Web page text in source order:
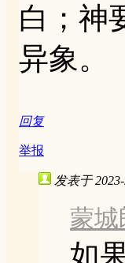
白；神
异象。
回复
举报
发表于
蒙城
如